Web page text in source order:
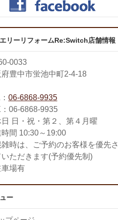
リーリフォームRe:Switch店舗情報
0033
豊中市蛍池中町2-4-18
06-6868-9935
06-6868-9935
日・祝・第２、第４月曜
間 10:30～19:00
時は、ご予約のお客様を優先さ
ただきます(予約優先制)
場有
ー